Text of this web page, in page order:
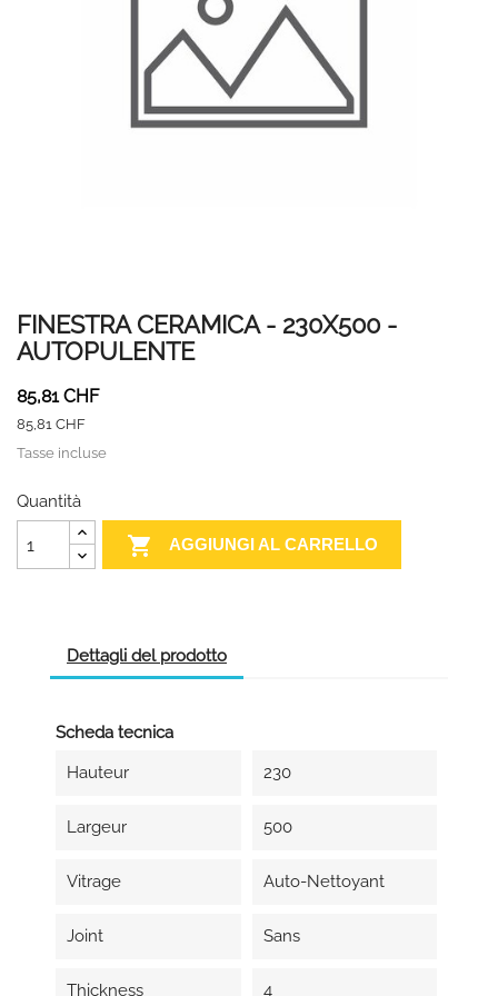
FINESTRA CERAMICA - 230X500 -
AUTOPULENTE
85,81 CHF
85,81 CHF
Tasse incluse
Quantità
 AGGIUNGI AL CARRELLO
Dettagli del prodotto
Scheda tecnica
Hauteur
230
Largeur 500
Vitrage Auto-Nettoyant
Joint Sans
Thickness 4